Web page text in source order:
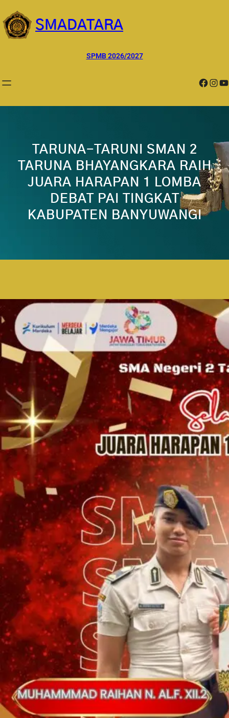
ke
konten
SMADATARA
SPMB 2026/2027
Facebook InstagramYouTube
TARUNA-TARUNI SMAN 2
TARUNA BHAYANGKARA RAIH
JUARA HARAPAN 1 LOMBA
DEBAT PAI TINGKAT
KABUPATEN BANYUWANGI